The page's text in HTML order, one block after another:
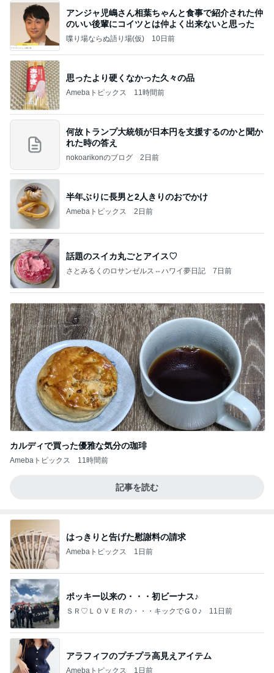
アンジャ児嶋さん相葉ちゃんと食事で紹介された仲
のいい後輩にコイツとは仲よく出来ないと思った
喋り場ならぬ語り場(仮) 10日前
思ったより硬くなかった久々の品
Amebaトピックス 11時間前
何故トランプ大統領が日本円を支援するのかと聞か
れた時の答え
nokoarikonのブログ 2日前
半年ぶりに長男と2人きりのおでかけ
Amebaトピックス 2日前
話題のスイカ丸ごとアイス♡
さとみるくのロサンゼルス⇔ハワイ夢日記 7日前
カルディで買った優雅な気分の珈琲
Amebaトピックス 11時間前
記事を読む
はっきりと告げた慰謝料の請求
Amebaトピックス 1日前
ポッキー以来の・・・初ビーナス♪
ＳＲ♡ＬＯＶＥＲの・・・キックでＧＯ♪ 11日前
アラフィフのプチプラ高見えアイテム
Amebaトピックス 1日前